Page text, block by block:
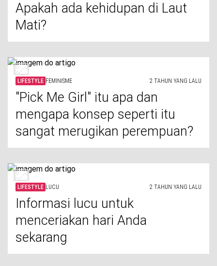
Apakah ada kehidupan di Laut
Mati?
LIFESTYLE FEMINISME 2 TAHUN YANG LALU
"Pick Me Girl" itu apa dan
mengapa konsep seperti itu
sangat merugikan perempuan?
LIFESTYLE LUCU 2 TAHUN YANG LALU
Informasi lucu untuk
menceriakan hari Anda
sekarang